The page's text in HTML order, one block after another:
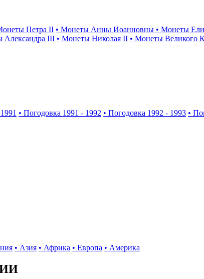
Петра II • Монеты Анны Иоанновны • Монеты
Александра III • Монеты Николая II • Монеты Великого
• Погодовка 1991 - 1992 • Погодовка 1992 - 1993 •
• Азия • Африка • Европа • Америка